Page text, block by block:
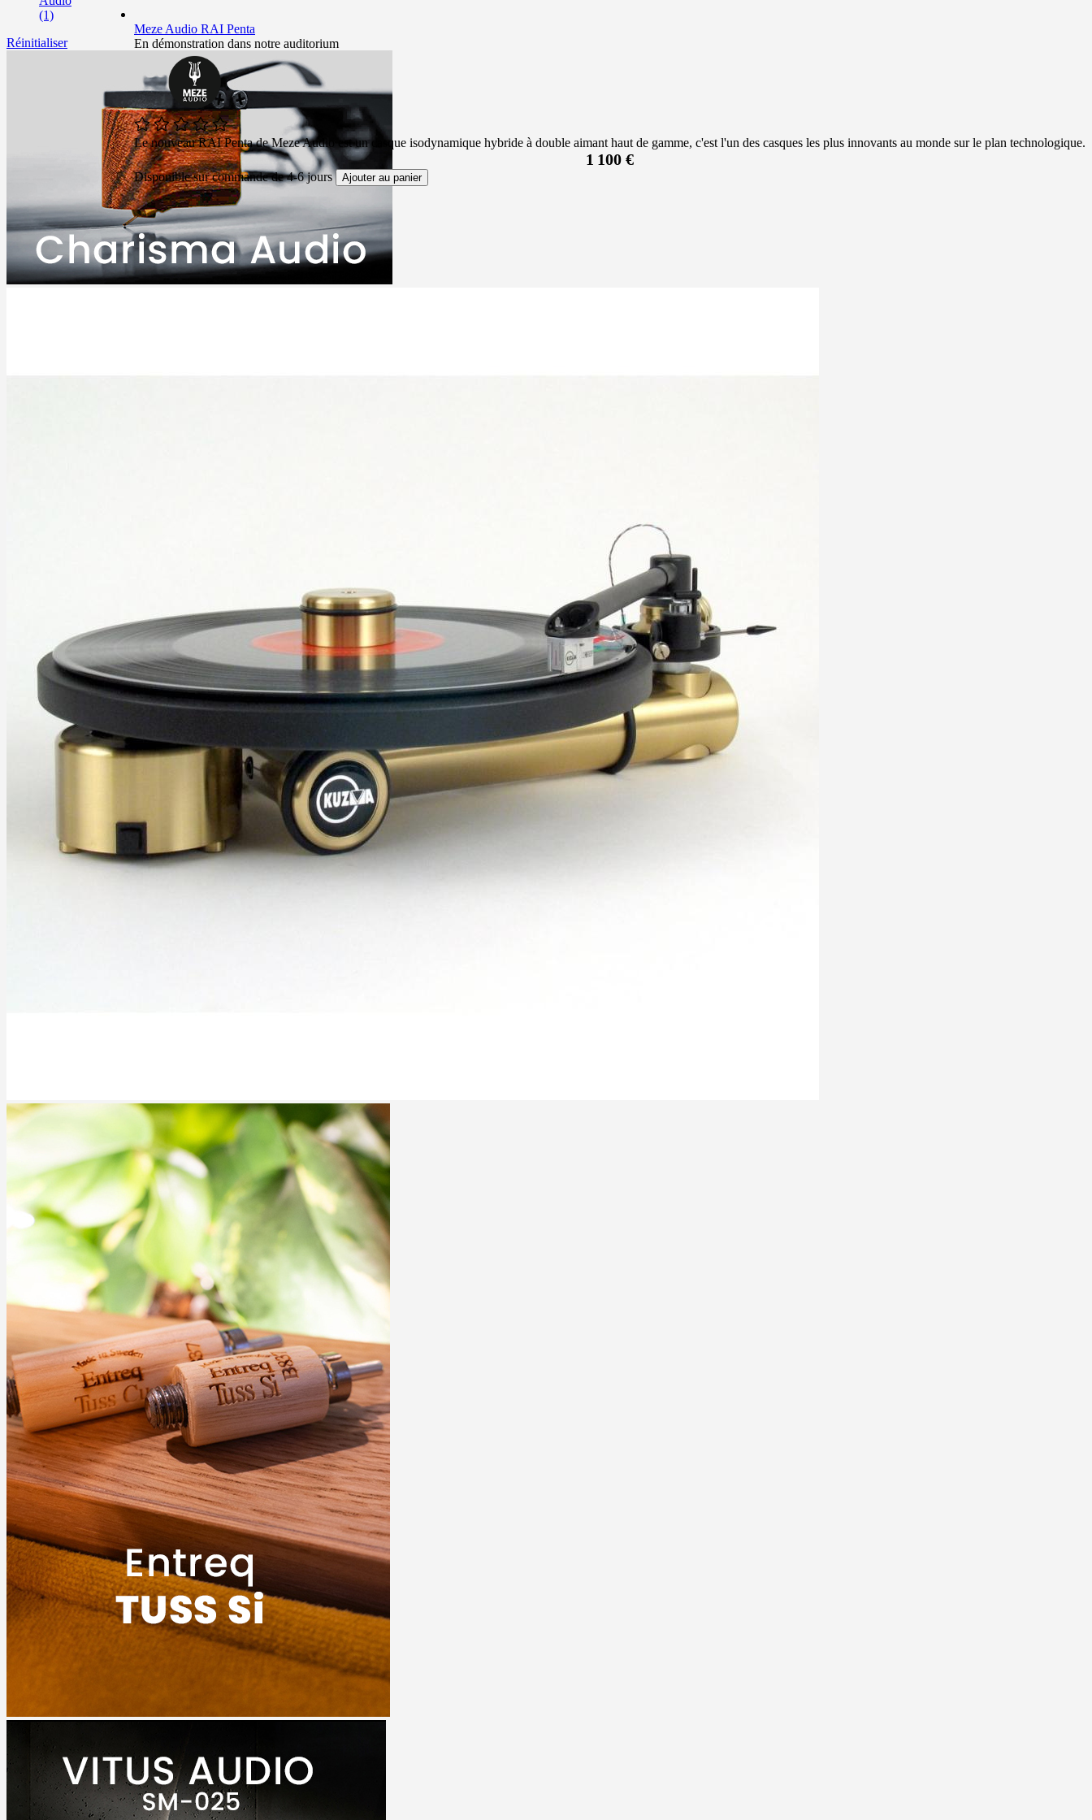
(1)
Réinitialiser
Meze Audio RAI Penta
En démonstration dans notre auditorium
Le nouveau RAI Penta de Meze Audio est un casque isodynamique hybride à double aimant haut de gamme, c'est l'un des casques les plus innovants au monde sur le plan technologique.
1 100 €
Disponible sur commande de 4-6 jours Ajouter au panier